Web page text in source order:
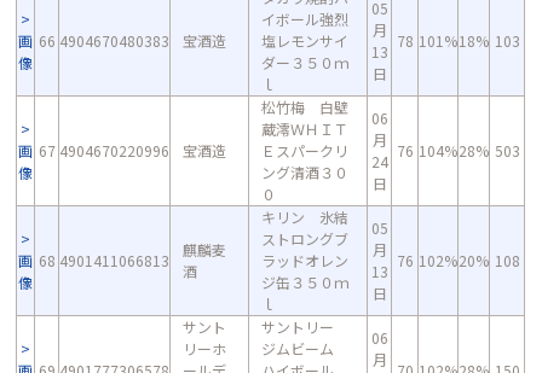
画
像
66 4904670480383 宝酒造
イボール強烈
塩レモンサイ
ダー３５０ｍ
ｌ
05
月
13
日
78 101%18% 103
画
像
67 4904670220996 宝酒造
松竹梅 白壁
蔵澪ＷＨＩＴ
Ｅスパークリ
ング清酒３０
０
06
月
24
日
76 104%28% 503
画
像
68 4901411066813
麒麟麦
酒
キリン 氷結
ストロングブ
ラッドオレン
ジ缶３５０ｍ
ｌ
05
月
13
日
76 102%20% 108
サント
リーホ
サントリー
ジムビーム
06
月